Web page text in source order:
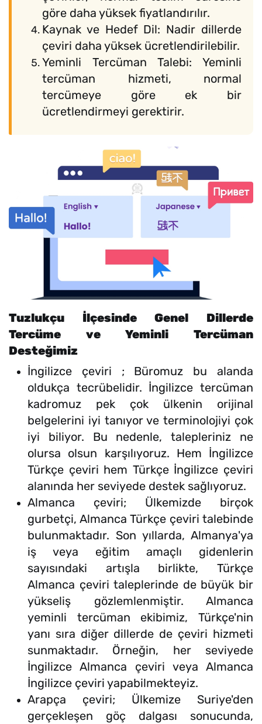
göre daha yüksek fiyatlandırılır.
Kaynak ve Hedef Dil: Nadir dillerde
çeviri daha yüksek ücretlendirilebilir.
Yeminli Tercüman Talebi: Yeminli
tercüman hizmeti, normal
tercümeye göre ek bir
ücretlendirmeyi gerektirir.
Tuzlukçu İlçesinde Genel Dillerde
Tercüme ve Yeminli Tercüman
Desteğimiz
İngilizce çeviri ; Büromuz bu alanda
oldukça tecrübelidir. İngilizce tercüman
kadromuz pek çok ülkenin orijinal
belgelerini iyi tanıyor ve terminolojiyi çok
iyi biliyor. Bu nedenle, talepleriniz ne
olursa olsun karşılıyoruz. Hem İngilizce
Türkçe çeviri hem Türkçe İngilizce çeviri
alanında her seviyede destek sağlıyoruz.
Almanca çeviri; Ülkemizde birçok
gurbetçi, Almanca Türkçe çeviri talebinde
bulunmaktadır. Son yıllarda, Almanya'ya
iş veya eğitim amaçlı gidenlerin
sayısındaki artışla birlikte, Türkçe
Almanca çeviri taleplerinde de büyük bir
yükseliş gözlemlenmiştir. Almanca
yeminli tercüman ekibimiz, Türkçe'nin
yanı sıra diğer dillerde de çeviri hizmeti
sunmaktadır. Örneğin, her seviyede
İngilizce Almanca çeviri veya Almanca
İngilizce çeviri yapabilmekteyiz.
Arapça çeviri; Ülkemize Suriye'den
gerçekleşen göç dalgası sonucunda,